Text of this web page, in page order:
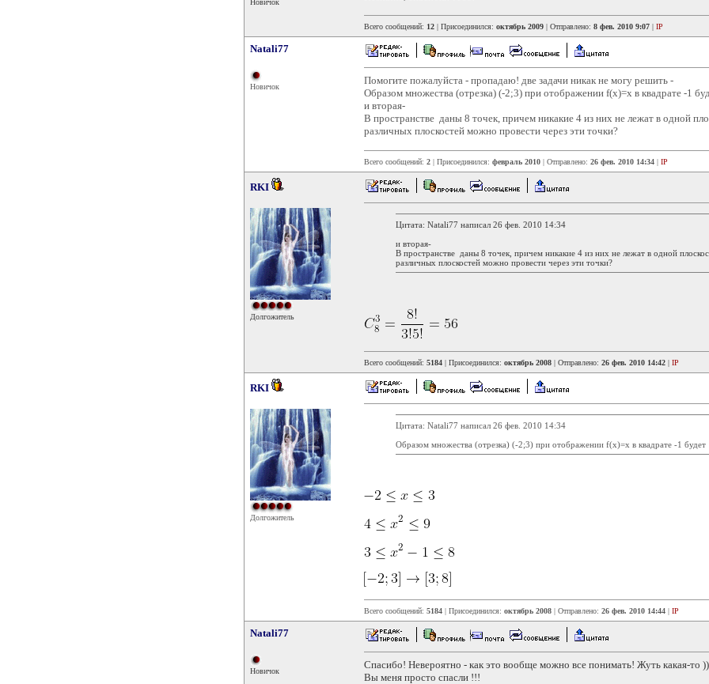
Новичок
Всего сообщений: 12 | Присоединился: октябрь 2009 | Отправлено: 8 фев. 2010 9:07 | IP
Natali77
Новичок
Помогите пожалуйста - пропадаю! две задачи никак не могу решить -
Образом множества (отрезка) (-2;3) при отображении f(x)=x в квадрате -1
и вторая-
В пространстве даны 8 точек, причем никакие 4 из них не лежат в одной
различных плоскостей можно провести через эти точки?
Всего сообщений: 2 | Присоединился: февраль 2010 | Отправлено: 26 фев. 2010 14:34 | IP
RKI
Долгожитель
Цитата: Natali77 написал 26 фев. 2010 14:34
и вторая-
В пространстве даны 8 точек, причем никакие 4 из них не лежат в одной
различных плоскостей можно провести через эти точки?
Всего сообщений: 5184 | Присоединился: октябрь 2008 | Отправлено: 26 фев. 2010 14:42 | IP
RKI
Долгожитель
Цитата: Natali77 написал 26 фев. 2010 14:34
Образом множества (отрезка) (-2;3) при отображении f(x)=x в квадрате -1 будет
Всего сообщений: 5184 | Присоединился: октябрь 2008 | Отправлено: 26 фев. 2010 14:44 | IP
Natali77
Новичок
Спасибо! Невероятно - как это вообще можно все понимать! Жуть какая-то
Вы меня просто спасли !!!